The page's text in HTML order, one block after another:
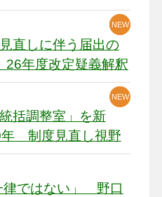
感
直しに伴う届出の
26年度改定疑義解釈
NEW
NEW
括調整室」を新
制度見直し視野
NEW
律ではない」 野口